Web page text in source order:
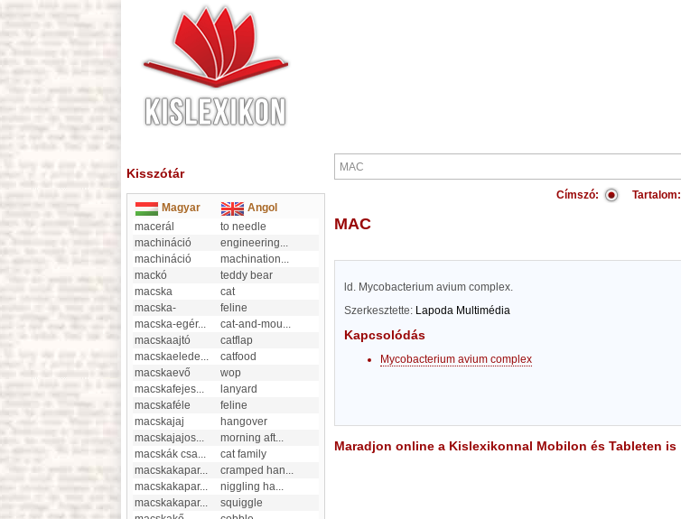
Kisszótár
Magyar
Angol
macerál
to needle
machináció
engineering...
machináció
machination...
mackó
teddy bear
macska
cat
macska-
feline
macska-egér... cat-and-mou...
macskaajtó
catflap
macskaelede...
catfood
macskaevő
wop
macskafejes...
lanyard
macskaféle
feline
macskajaj
hangover
macskajajos... morning aft...
macskák csa...
cat family
macskakapar... cramped han...
macskakapar... niggling ha...
macskakapar...
squiggle
Címszó: Tartalom:
MAC
ld. Mycobacterium avium complex.
Szerkesztette: Lapoda Multimédia
Kapcsolódás
Mycobacterium avium complex
Maradjon online a Kislexikonnal Mobilon és Tableten is